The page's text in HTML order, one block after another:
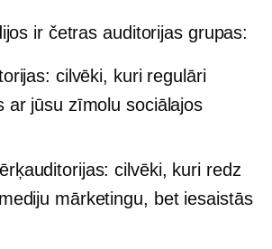
ir četras auditorijas grupas:
cilvēki, kuri regulāri
ar jūsu zīmolu sociālajos
cilvēki, kuri redz
mārketingu, bet iesaistās